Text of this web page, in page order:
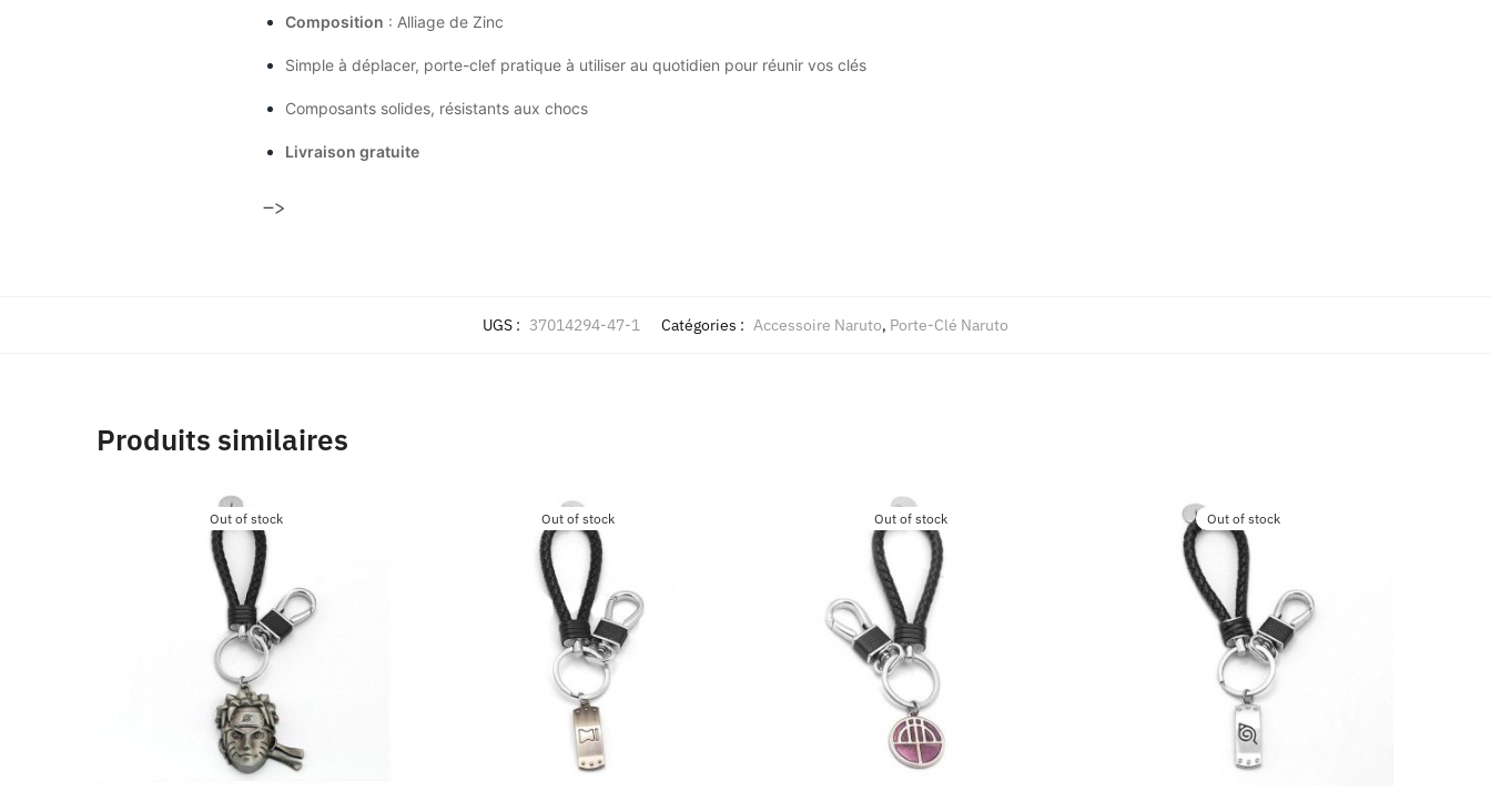
Composition : Alliage de Zinc
Simple à déplacer, porte-clef pratique à utiliser au quotidien pour réunir vos clés
Composants solides, résistants aux chocs
Livraison gratuite
–>
UGS : 37014294-47-1 Catégories : Accessoire Naruto, Porte-Clé Naruto
Produits similaires
Out of stock Out of stock Out of stock Out of stock